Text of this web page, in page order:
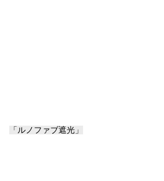
「ルノファブ遮光」